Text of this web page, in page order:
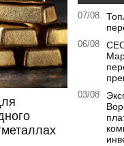
07/08
06/08
03/08